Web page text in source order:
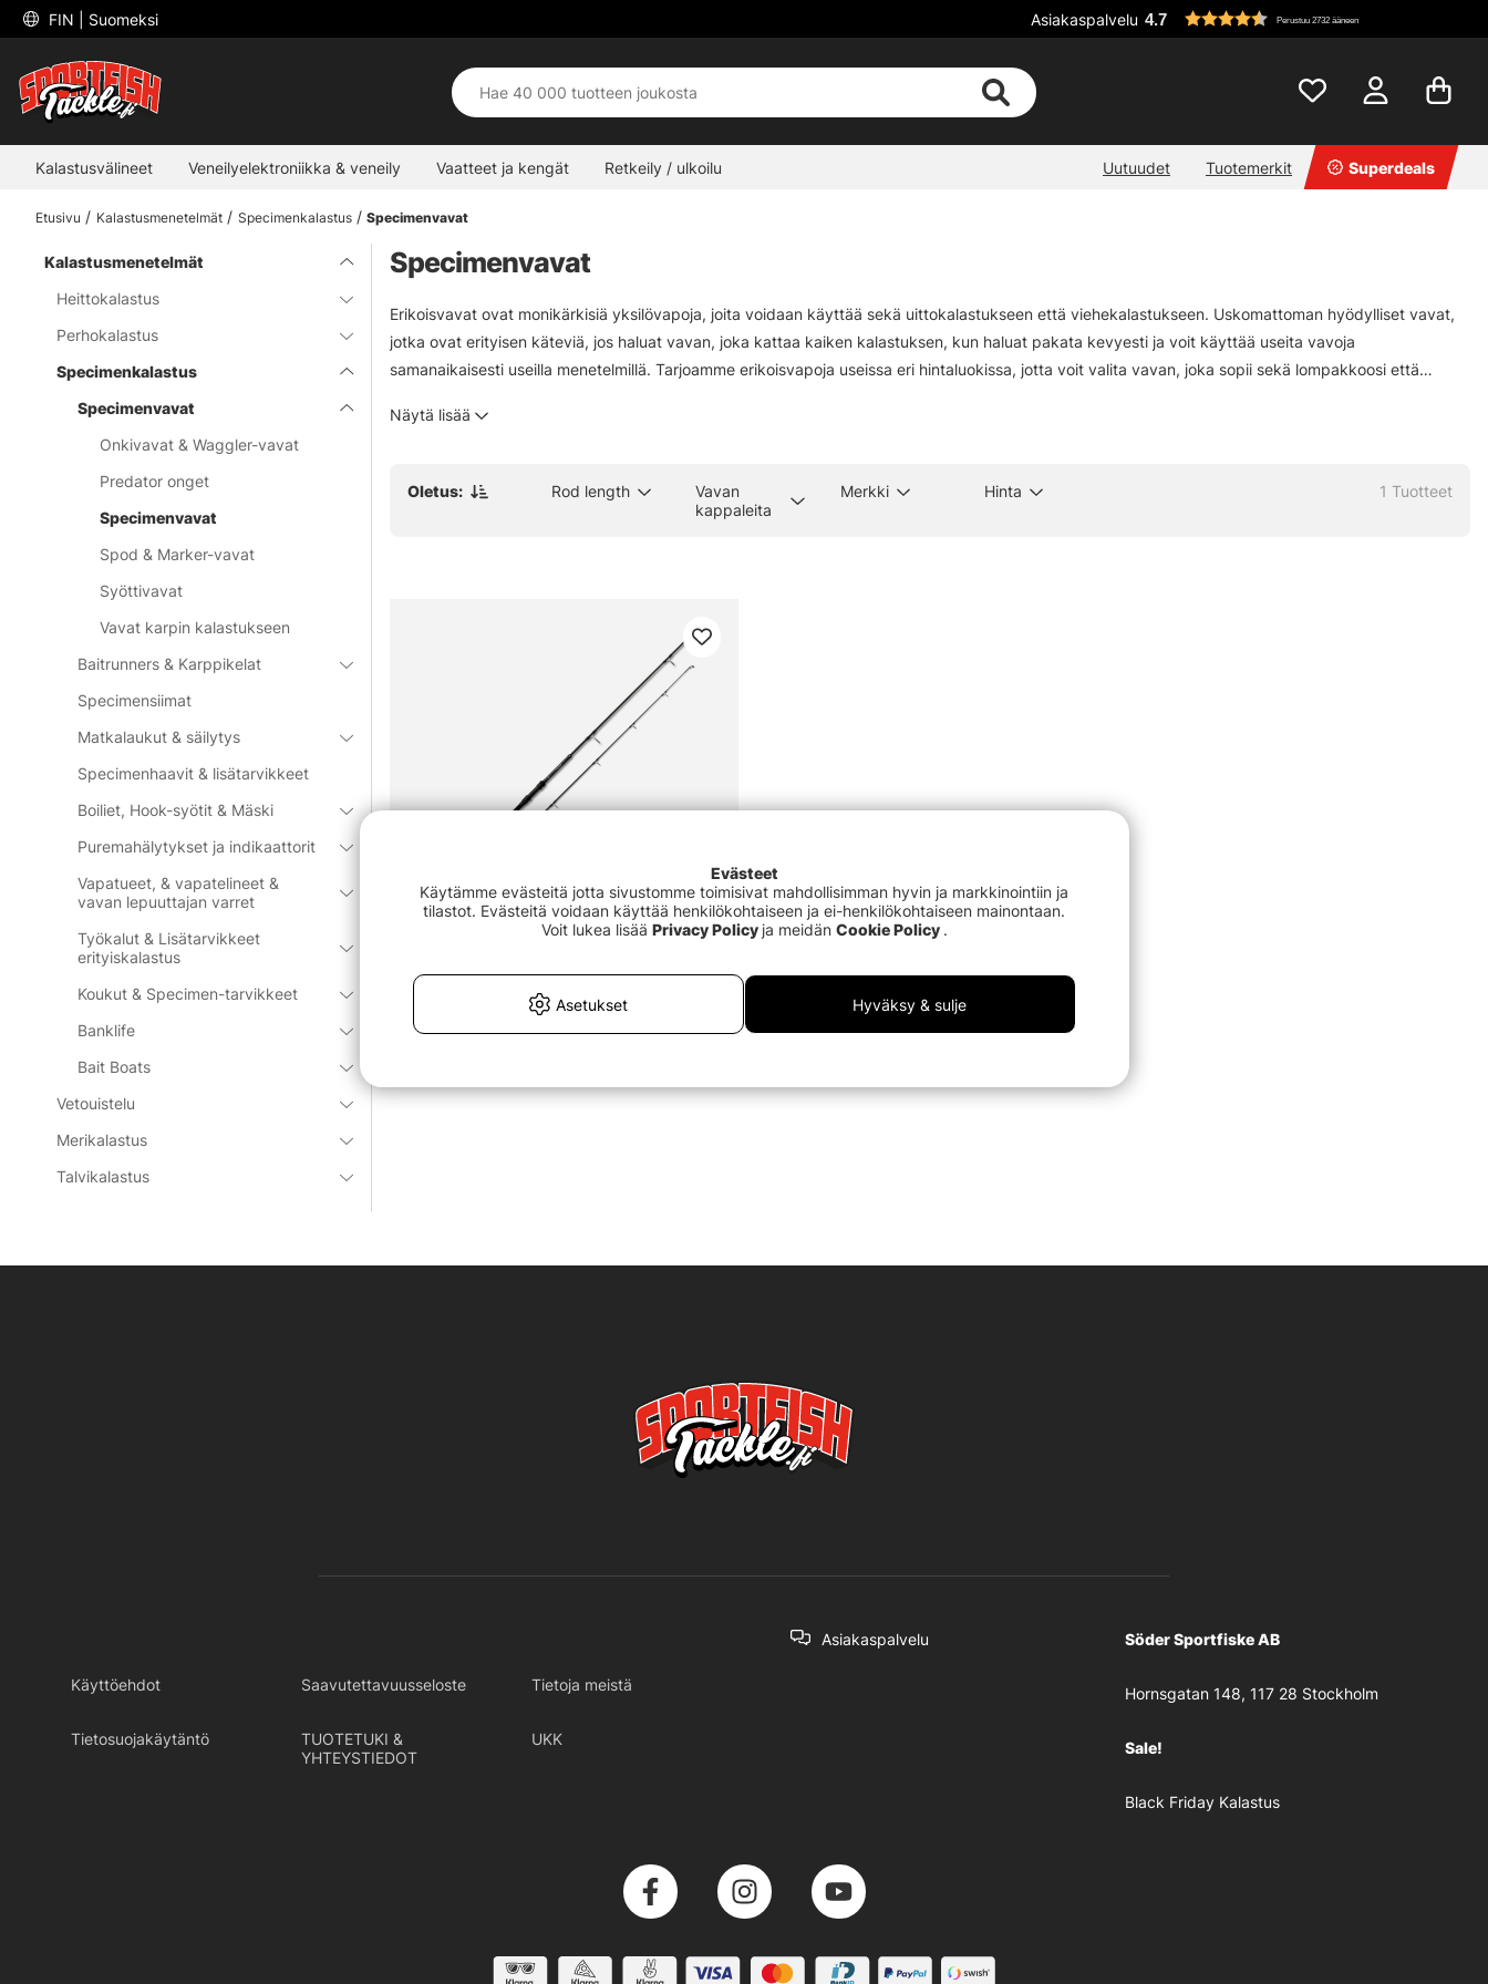
FIN | Suomeksi Asiakaspalvelu 4.7 Perustuu 2732 ääneen
Kalastusvälineet Veneilyelektroniikka & veneily Vaatteet ja kengät Retkeily / ulkoilu Uutuudet Tuotemerkit Superdeals
Etusivu Kalastusmenetelmät Specimenkalastus Specimenvavat
Kalastusmenetelmät
Heittokalastus
Perhokalastus
Specimenkalastus
Specimenvavat
Onkivavat & Waggler-vavat
Predator onget
Specimenvavat
Spod & Marker-vavat
Syöttivavat
Vavat karpin kalastukseen
Baitrunners & Karppikelat
Specimensiimat
Matkalaukut & säilytys
Specimenhaavit & lisätarvikkeet
Boiliet, Hook-syötit & Mäski
Puremahälytykset ja indikaattorit
Vapatueet, & vapatelineet &
vavan lepuuttajan varret
Työkalut & Lisätarvikkeet
erityiskalastus
Koukut & Specimen-tarvikkeet
Banklife
Bait Boats
Vetouistelu
Merikalastus
Talvikalastus
Specimenvavat
Erikoisvavat ovat monikärkisiä yksilövapoja, joita voidaan käyttää sekä uittokalastukseen että viehekalastukseen. Uskomattoman hyödylliset vavat,
jotka ovat erityisen käteviä, jos haluat vavan, joka kattaa kaiken kalastuksen, kun haluat pakata kevyesti ja voit käyttää useita vavoja
samanaikaisesti useilla menetelmillä. Tarjoamme erikoisvapoja useissa eri hintaluokissa, jotta voit valita vavan, joka sopii sekä lompakkoosi että
Näytä lisää
Oletus: Rod length
Vavan
kappaleita
Merkki Hinta 1 Tuotteet
Sonik Xtractor+ Specialist Avon 10' 1.75lb
Käyttöehdot Saavutettavuusseloste Tietoja meistä
Tietosuojakäytäntö
TUOTETUKI &
YHTEYSTIEDOT
UKK
Asiakaspalvelu Söder Sportfiske AB
Hornsgatan 148, 117 28 Stockholm
Sale!
Black Friday Kalastus
Evästeet
Käytämme evästeitä jotta sivustomme toimisivat mahdollisimman hyvin ja markkinointiin ja
tilastot. Evästeitä voidaan käyttää henkilökohtaiseen ja ei-henkilökohtaiseen mainontaan.
Voit lukea lisää Privacy Policy ja meidän Cookie Policy .
Asetukset Hyväksy & sulje